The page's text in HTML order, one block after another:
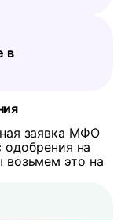
в
заявка МФО
одобрения на
возьмем это на